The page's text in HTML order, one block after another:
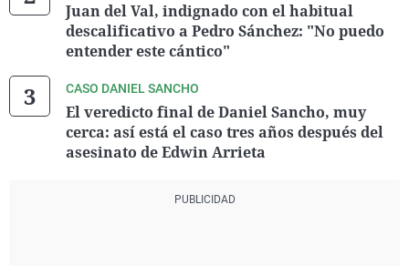
Juan del Val, indignado con el habitual
descalificativo a Pedro Sánchez: "No puedo
entender este cántico"
CASO DANIEL SANCHO
El veredicto final de Daniel Sancho, muy
cerca: así está el caso tres años después del
asesinato de Edwin Arrieta